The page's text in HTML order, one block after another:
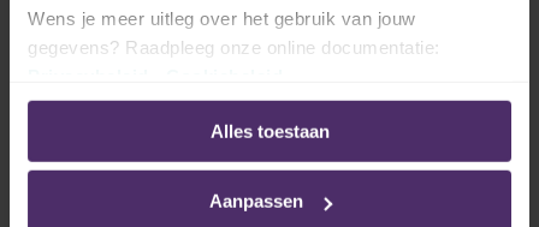
Wens je meer uitleg over het gebruik van jouw
gegevens? Raadpleeg onze online documentatie:
Alles toestaan
Aanpassen
Bij de nieuwe werkgever : de werknemer bouwt
tewerkstelling. Deze kan hij opnemen tijdens het
volgend jaar (indien de werknemer voordien uit
dienst gaat, moet de nieuwe werkgever hem
vertrekvakantiegeld uitbetalen)